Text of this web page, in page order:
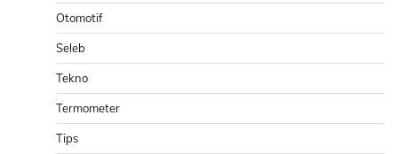
Otomotif
Seleb
Tekno
Termometer
Tips